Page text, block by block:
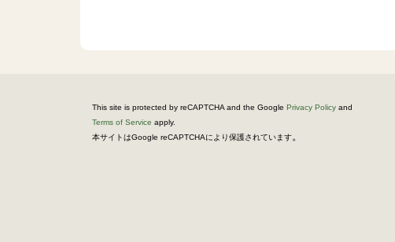
This site is protected by reCAPTCHA and the Google Privacy Policy and
Terms of Service apply.
本サイトはGoogle reCAPTCHAにより保護されています。